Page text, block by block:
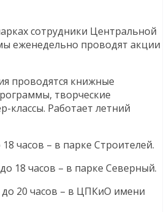
сотрудники Центральной
еженедельно проводят акции
проводятся книжные
творческие
классы. Работает летний
часов – в парке Строителей.
18 часов – в парке Северный.
до 20 часов – в ЦПКиО имени